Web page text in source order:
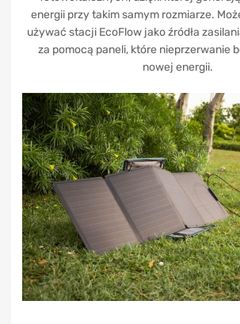
energii przy takim samym rozmiarze.
używać stacji EcoFlow jako źródła
za pomocą paneli, które nieprzerwanie
nowej energii.